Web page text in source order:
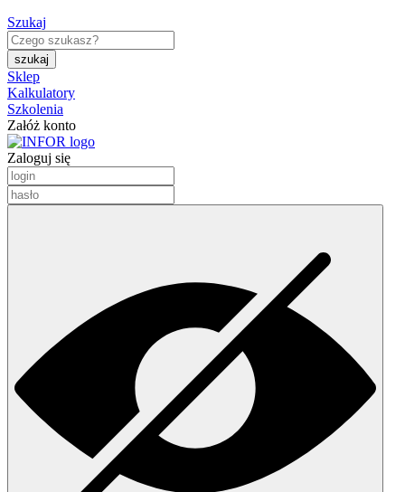
Szukaj
Sklep
Kalkulatory
Szkolenia
Załóż konto
Zaloguj się